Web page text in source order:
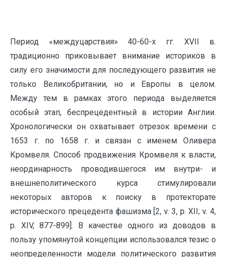
Период «междуцарствия» 40-60-х гг. XVII в.
традиционно приковывает внимание историков в
силу его значимости для последующего развития не
только Великобритании, но и Европы в целом.
Между тем в рамках этого периода выделяется
особый этап, беспрецедентный в истории Англии.
Хронологически он охватывает отрезок времени с
1653 г. по 1658 г. и связан с именем Оливера
Кромвеля. Способ продвижения Кромвеля к власти,
неординарность проводившегося им внутри- и
внешнеполитического курса стимулировали
некоторых авторов к поиску в протекторате
исторического прецедента фашизма [2, v. 3, p. XII; v. 4,
p. XIV, 877-899]. В качестве одного из доводов в
пользу упомянутой концепции использовался тезис о
неопределенности модели политического развития